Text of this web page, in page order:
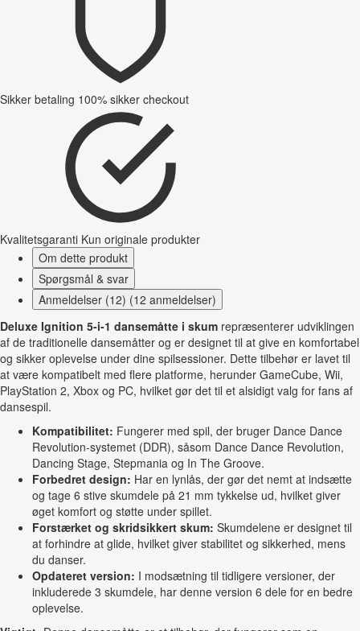
Sikker betaling 100% sikker checkout
Kvalitetsgaranti Kun originale produkter
Om dette produkt
Spørgsmål & svar
Anmeldelser (12) (12 anmeldelser)
Deluxe Ignition 5-i-1 dansemåtte i skum repræsenterer udviklingen
af de traditionelle dansemåtter og er designet til at give en komfortabel
og sikker oplevelse under dine spilsessioner. Dette tilbehør er lavet til
at være kompatibelt med flere platforme, herunder GameCube, Wii,
PlayStation 2, Xbox og PC, hvilket gør det til et alsidigt valg for fans af
dansespil.
Kompatibilitet: Fungerer med spil, der bruger Dance Dance
Revolution-systemet (DDR), såsom Dance Dance Revolution,
Dancing Stage, Stepmania og In The Groove.
Forbedret design: Har en lynlås, der gør det nemt at indsætte
og tage 6 stive skumdele på 21 mm tykkelse ud, hvilket giver
øget komfort og støtte under spillet.
Forstærket og skridsikkert skum: Skumdelene er designet til
at forhindre at glide, hvilket giver stabilitet og sikkerhed, mens
du danser.
Opdateret version: I modsætning til tidligere versioner, der
inkluderede 3 skumdele, har denne version 6 dele for en bedre
oplevelse.